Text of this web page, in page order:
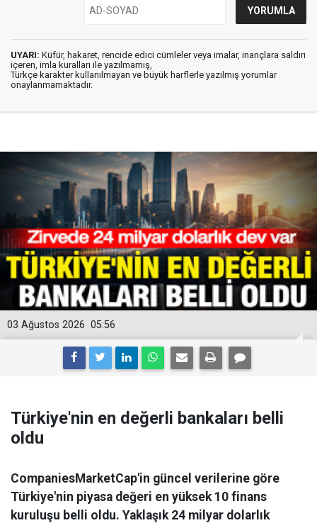
UYARI: Küfür, hakaret, rencide edici cümleler veya imalar, inançlara saldırı
içeren, imla kuralları ile yazılmamış,
Türkçe karakter kullanılmayan ve büyük harflerle yazılmış yorumlar
onaylanmamaktadır.
05:56
03 Ağustos 2026
Türkiye'nin en değerli bankaları belli
oldu
CompaniesMarketCap'in güncel verilerine göre
Türkiye'nin piyasa değeri en yüksek 10 finans
kuruluşu belli oldu. Yaklaşık 24 milyar dolarlık